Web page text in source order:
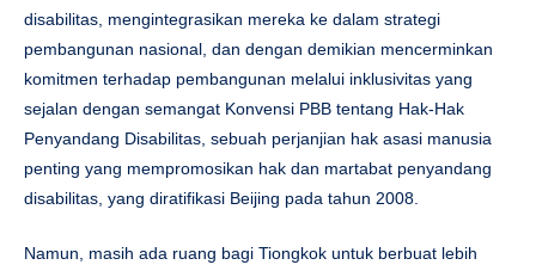
disabilitas, mengintegrasikan mereka ke dalam strategi
pembangunan nasional, dan dengan demikian mencerminkan
komitmen terhadap pembangunan melalui inklusivitas yang
sejalan dengan semangat Konvensi PBB tentang Hak-Hak
Penyandang Disabilitas, sebuah perjanjian hak asasi manusia
penting yang mempromosikan hak dan martabat penyandang
disabilitas, yang diratifikasi Beijing pada tahun 2008.
Namun, masih ada ruang bagi Tiongkok untuk berbuat lebih